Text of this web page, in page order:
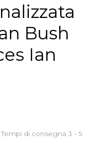
Bush
Ian
Tempi di consegna 3 - 5